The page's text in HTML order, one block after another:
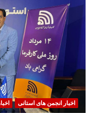
اخبار انجمن های استانی